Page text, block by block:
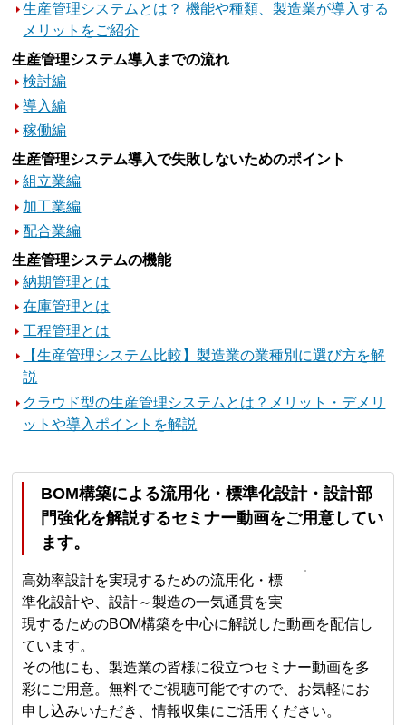
生産管理システムとは？ 機能や種類、製造業が導入する
メリットをご紹介
生産管理システム導入までの流れ
検討編
導入編
稼働編
生産管理システム導入で失敗しないためのポイント
組立業編
加工業編
配合業編
生産管理システムの機能
納期管理とは
在庫管理とは
工程管理とは
【生産管理システム比較】製造業の業種別に選び方を解
説
クラウド型の生産管理システムとは？メリット・デメリ
ットや導入ポイントを解説
BOM構築による流用化・標準化設計・設計部
門強化を解説するセミナー動画をご用意してい
ます。
高効率設計を実現するための流用化・標
準化設計や、設計～製造の一気通貫を実
現するためのBOM構築を中心に解説した動画を配信し
ています。
その他にも、製造業の皆様に役立つセミナー動画を多
彩にご用意。無料でご視聴可能ですので、お気軽にお
申し込みいただき、情報収集にご活用ください。